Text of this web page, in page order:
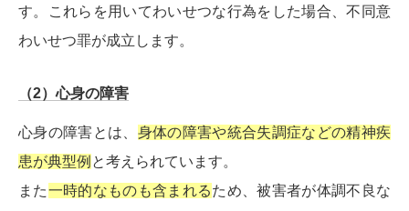
す。これらを用いてわいせつな行為をした場合、不同意
わいせつ罪が成立します。
（2）心身の障害
心身の障害とは、 身体の障害や統合失調症などの精神疾
患が典型例 と考えられています。
また一時的なものも含まれるため、被害者が体調不良な